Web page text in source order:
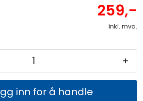
259,-
inkl. mva.
+
inn for å handle